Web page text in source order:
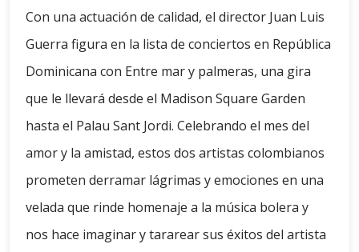
Con una actuación de calidad, el director Juan Luis
Guerra figura en la lista de conciertos en República
Dominicana con Entre mar y palmeras, una gira
que le llevará desde el Madison Square Garden
hasta el Palau Sant Jordi. Celebrando el mes del
amor y la amistad, estos dos artistas colombianos
prometen derramar lágrimas y emociones en una
velada que rinde homenaje a la música bolera y
nos hace imaginar y tararear sus éxitos del artista